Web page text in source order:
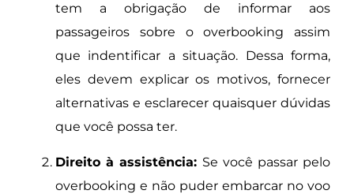
tem a obrigação de informar aos
passageiros sobre o overbooking assim
que indentificar a situação. Dessa forma,
eles devem explicar os motivos, fornecer
alternativas e esclarecer quaisquer dúvidas
que você possa ter.
Direito à assistência: Se você passar pelo
overbooking e não puder embarcar no voo